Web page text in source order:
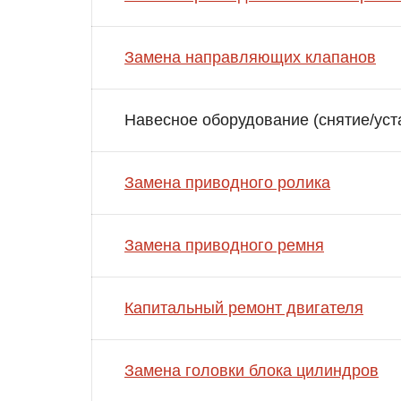
Замена направляющих клапанов
Навесное оборудование (снятие/
Замена приводного ролика
Замена приводного ремня
Капитальный ремонт двигателя
Замена головки блока цилиндров